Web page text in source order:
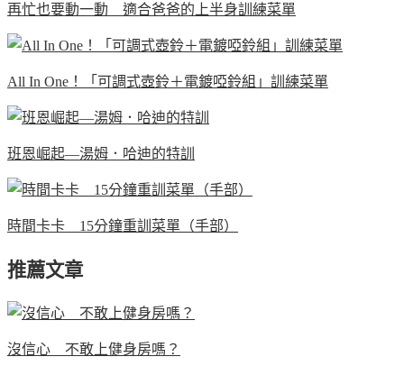
再忙也要動一動 適合爸爸的上半身訓練菜單
All In One！「可調式壺鈴＋電鍍啞鈴組」訓練菜單
班恩崛起—湯姆．哈迪的特訓
時間卡卡 15分鐘重訓菜單（手部）
推薦文章
沒信心 不敢上健身房嗎？